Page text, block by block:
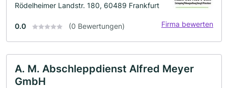
Rödelheimer Landstr. 180, 60489 Frankfurt
0.0 (0 Bewertungen) Firma bewerten
A. M. Abschleppdienst Alfred Meyer
GmbH